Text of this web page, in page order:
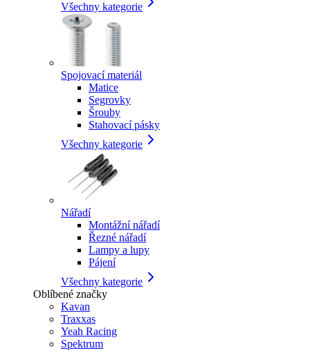
Všechny kategorie
Spojovací materiál
Matice
Segrovky
Šrouby
Stahovací pásky
Všechny kategorie
Nářadí
Montážní nářadí
Řezné nářadí
Lampy a lupy
Pájení
Všechny kategorie
Oblíbené značky
Kavan
Traxxas
Yeah Racing
Spektrum